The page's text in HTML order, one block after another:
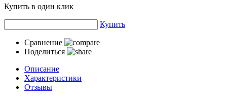
Купить в один клик
Купить
Сравнение
Поделиться
Описание
Характеристики
Отзывы